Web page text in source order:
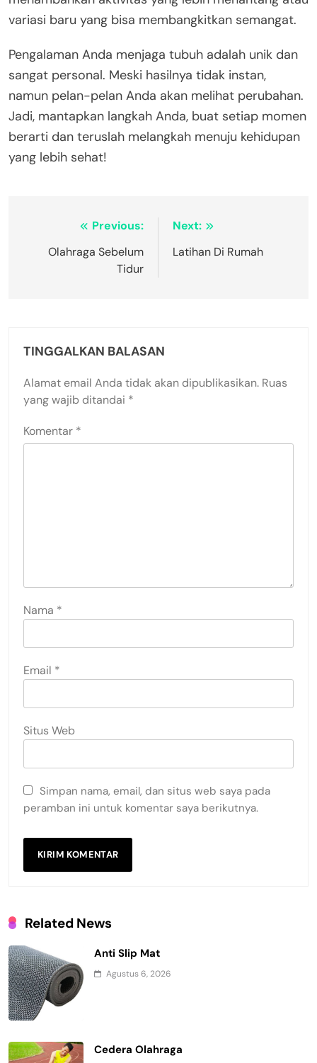
variasi baru yang bisa membangkitkan semangat.
Pengalaman Anda menjaga tubuh adalah unik dan
sangat personal. Meski hasilnya tidak instan,
namun pelan-pelan Anda akan melihat perubahan.
Jadi, mantapkan langkah Anda, buat setiap momen
berarti dan teruslah melangkah menuju kehidupan
yang lebih sehat!
Navigasi
pos
Previous:
Olahraga Sebelum
Tidur
Next:
Latihan Di Rumah
TINGGALKAN BALASAN
Alamat email Anda tidak akan dipublikasikan. Ruas
yang wajib ditandai *
Komentar *
Nama *
Email *
Situs Web
Simpan nama, email, dan situs web saya pada
peramban ini untuk komentar saya berikutnya.
Related News
Anti Slip Mat
Agustus 6, 2026
Cedera Olahraga